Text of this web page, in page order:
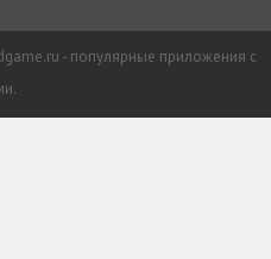
- популярные приложения с